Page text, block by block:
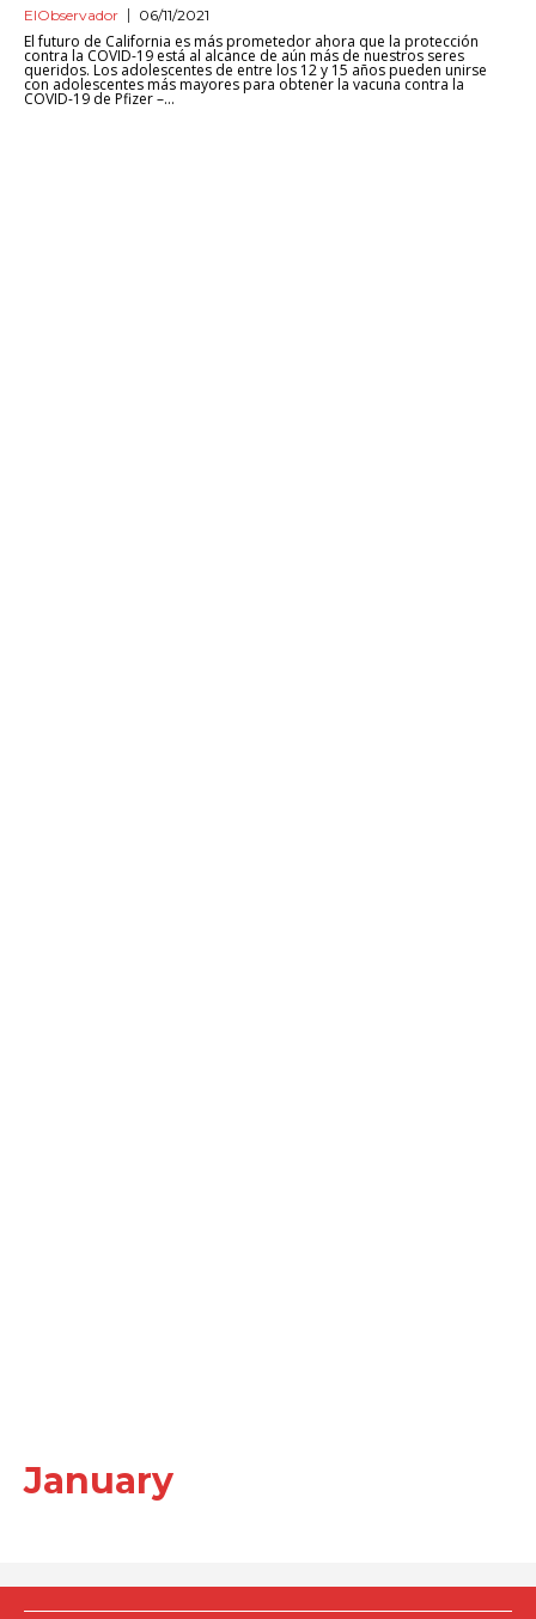
ElObservador 06/11/2021
El futuro de California es más prometedor ahora que la protección
contra la COVID-19 está al alcance de aún más de nuestros seres
queridos. Los adolescentes de entre los 12 y 15 años pueden unirse
con adolescentes más mayores para obtener la vacuna contra la
COVID-19 de Pfizer –...
January